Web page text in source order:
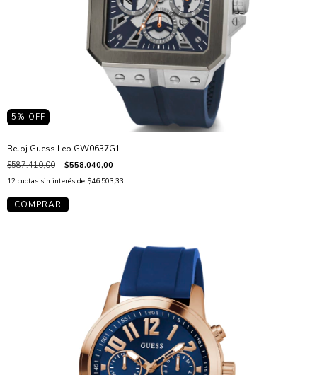
5 % OFF
Reloj Guess Leo GW0637G1
$587.410,00 $558.040,00
12 cuotas sin interés de $46.503,33